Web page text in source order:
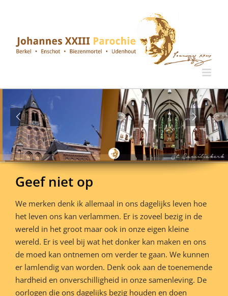
Geef niet op
We merken denk ik allemaal in ons dagelijks leven hoe
het leven ons kan verlammen. Er is zoveel bezig in de
wereld in het groot maar ook in onze eigen kleine
wereld. Er is veel bij wat het donker kan maken en ons
de moed kan ontnemen om verder te gaan. We kunnen
er lamlendig van worden. Denk ook aan de toenemende
hardheid en onverschilligheid in onze samenleving. De
oorlogen die ons dagelijks bezig houden en doen